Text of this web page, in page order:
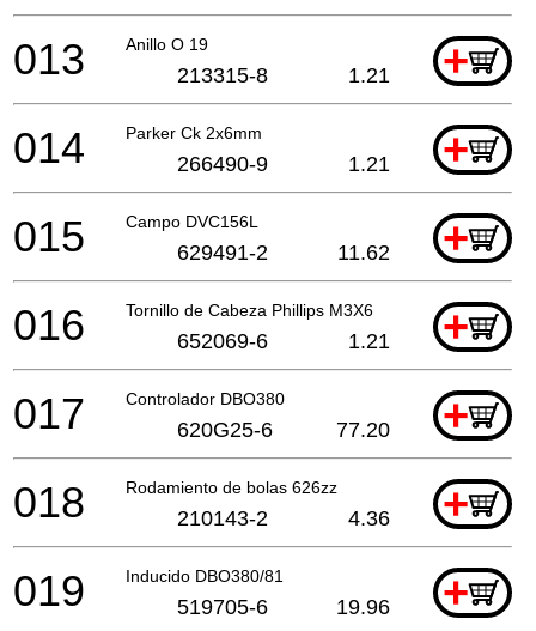
Anillo O 19 +
013 213315-8 1.21
Parker Ck 2x6mm +
014 266490-9 1.21
Campo DVC156L +
015 629491-2 11.62
Tornillo de Cabeza Phillips M3X6 +
016 652069-6 1.21
Controlador DBO380 +
017 620G25-6 77.20
Rodamiento de bolas 626zz +
018 210143-2 4.36
Inducido DBO380/81 +
019 519705-6 19.96